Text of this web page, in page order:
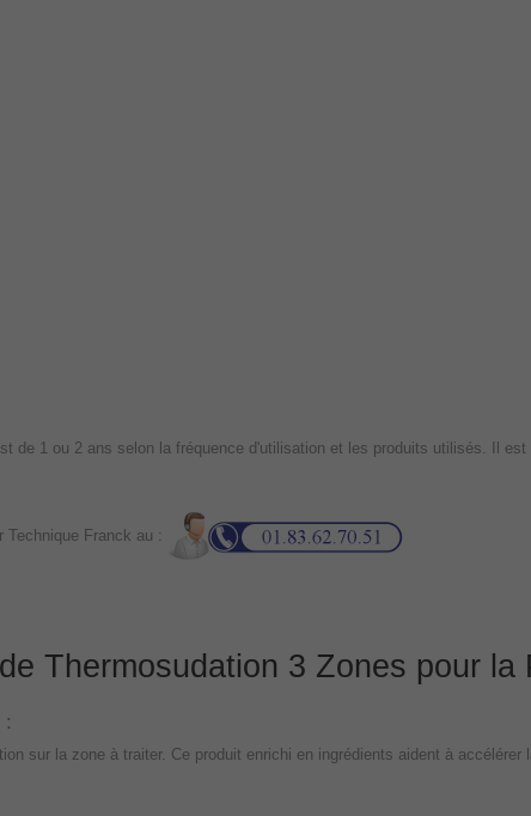
de 1 ou 2 ans selon la fréquence d'utilisation et les produits utilisés. Il
Technique Franck au :
Thermosudation 3 Zones pour
:
sur la zone à traiter. Ce produit enrichi en ingrédients aident à